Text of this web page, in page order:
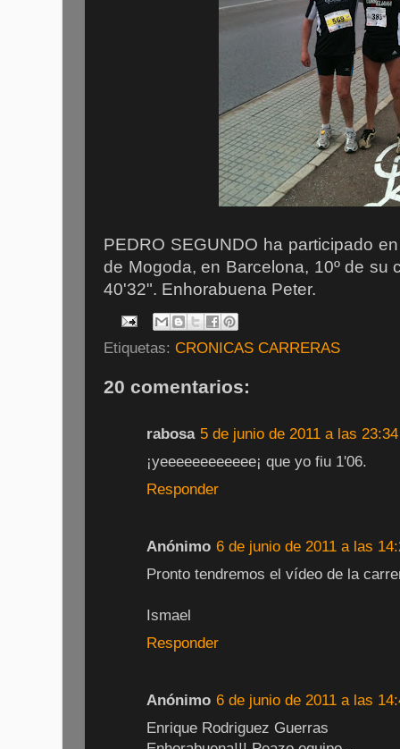
PEDRO SEGUNDO ha participado
de Mogoda, en Barcelona, 10º de su
40'32". Enhorabuena Peter.
Etiquetas: CRONICAS CARRERAS
20 comentarios:
rabosa 5 de junio de 2011 a las 23:34
¡yeeeeeeeeeeee¡ que yo fiu 1'06.
Responder
Anónimo 6 de junio de 2011 a las
Pronto tendremos el vídeo de la
Ismael
Responder
Anónimo 6 de junio de 2011 a las
Enrique Rodriguez Guerras